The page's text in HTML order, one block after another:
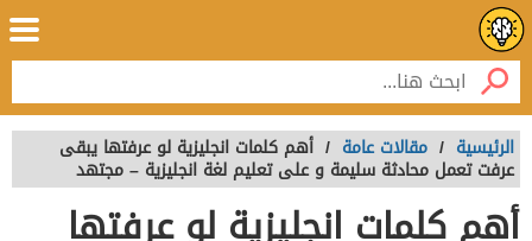
الرئيسية / مقالات عامة / أهم كلمات انجليزية لو عرفتها يبقى
عرفت تعمل محادثة سليمة و على تعليم لغة انجليزية – مجتهد
أهم كلمات انجليزية لو عرفتها